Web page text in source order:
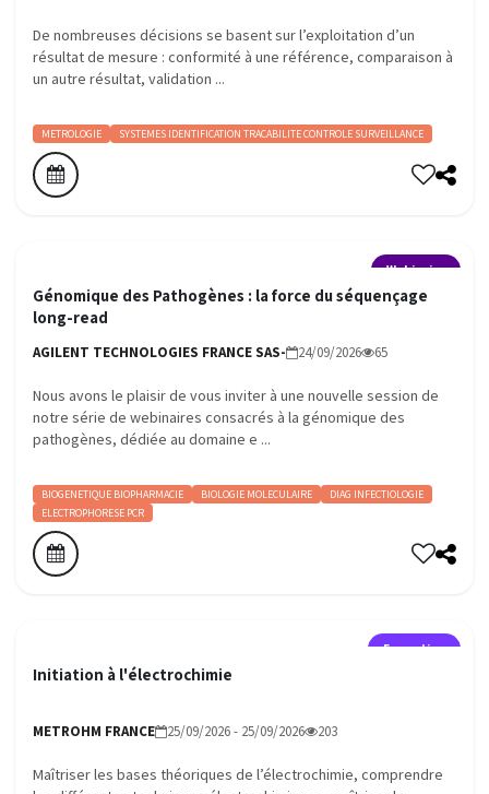
De nombreuses décisions se basent sur l’exploitation d’un
résultat de mesure : conformité à une référence, comparaison à
un autre résultat, validation ...
METROLOGIE SYSTEMES IDENTIFICATION TRACABILITE CONTROLE SURVEILLANCE
Webinaire
Génomique des Pathogènes : la force du séquençage
long-read
AGILENT TECHNOLOGIES FRANCE SAS- 24/09/2026 65
Nous avons le plaisir de vous inviter à une nouvelle session de
notre série de webinaires consacrés à la génomique des
pathogènes, dédiée au domaine e ...
BIOGENETIQUE BIOPHARMACIE BIOLOGIE MOLECULAIRE
DIAG INFECTIOLOGIE
ELECTROPHORESE PCR
Formation
Initiation à l'électrochimie
METROHM FRANCE 25/09/2026 - 25/09/2026 203
Maîtriser les bases théoriques de l’électrochimie, comprendre